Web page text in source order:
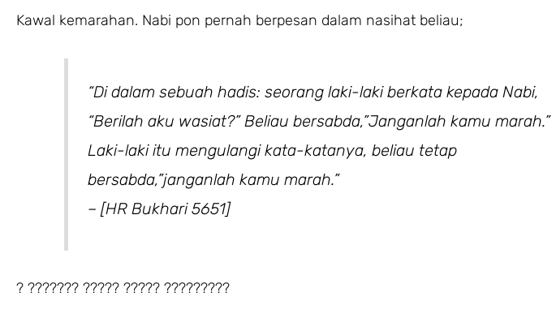
Kawal kemarahan. Nabi pon pernah berpesan dalam nasihat beliau;
“Di dalam sebuah hadis: seorang laki-laki berkata kepada Nabi,
“Berilah aku wasiat?” Beliau bersabda,”Janganlah kamu marah.”
Laki-laki itu mengulangi kata-katanya, beliau tetap
bersabda,”janganlah kamu marah.”
– [HR Bukhari 5651]
? ??????? ????? ????? ?????????